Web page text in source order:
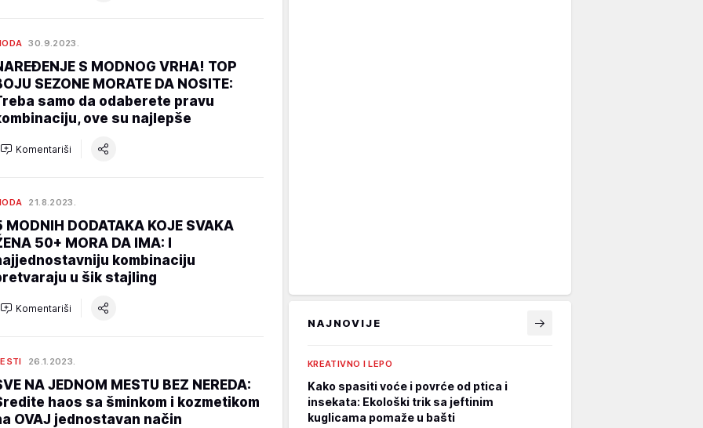
30.9.2023.
S MODNOG VRHA! TOP
SEZONE MORATE DA NOSITE:
samo da odaberete pravu
ove su najlepše
Komentariši
21.8.2023.
MODNIH DODATAKA KOJE SVAKA
50+ MORA DA IMA: I
kombinaciju
u šik stajling
Komentariši
26.1.2023.
NA JEDNOM MESTU BEZ NEREDA:
haos sa šminkom i kozmetikom
OVAJ jednostavan način
NAJNOVIJE
KREATIVNO I LEPO
Kako spasiti voće i povrće od ptica i
insekata: Ekološki trik sa jeftinim
kuglicama pomaže u bašti